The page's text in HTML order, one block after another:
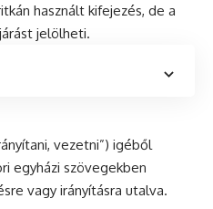
használt kifejezés, de a
jelölheti.
vezetni”) igéből
egyházi szövegekben
vagy irányításra utalva.